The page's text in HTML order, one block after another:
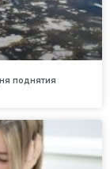
поднятия